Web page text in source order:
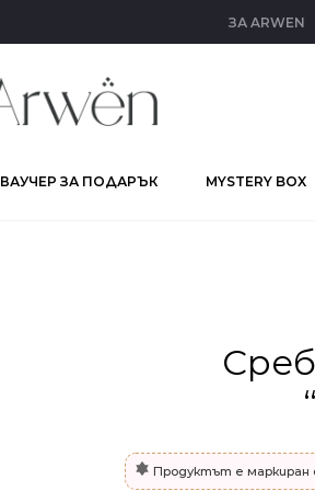
ЗА ARWEN
ВАУЧЕР ЗА ПОДАРЪК MYSTERY BOX
Продуктът е маркиран